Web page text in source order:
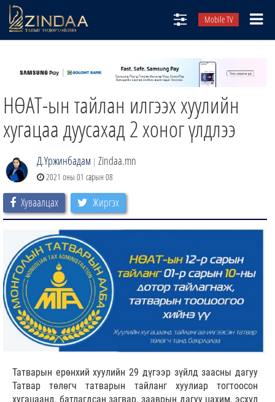
Mobile TV
ТВ8
ӨГЛӨӨНИЙ СОНИН
ЗИНДАА СЭТГҮҮЛ
НӨАТ-ын тайлан илгээх хуулийн
хугацаа дуусахад 2 хоног үлдлээ
Д.Үржинбадам | Zindaa.mn
2021 оны 01 сарын 08
Хуваалцах Жиргэх
Татварын ерөнхий хуулийн 29 дүгээр зүйлд заасны дагуу
Татвар төлөгч татварын тайланг хуулиар тогтоосон
хугацаанд, батлагдсан загвар, зааврын дагуу цахим, эсхүл